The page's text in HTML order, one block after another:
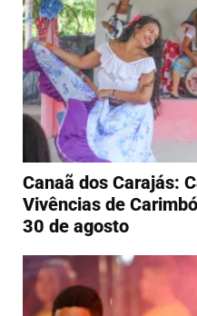
Canaã dos Carajás:
Vivências de
30 de agosto